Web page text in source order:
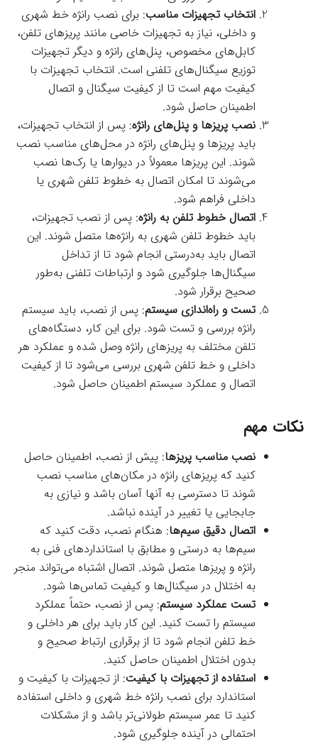
انتخاب تجهیزات مناسب: برای نصب رانژه خط شهری
و داخلی، نیاز به تجهیزات خاصی مانند پریزهای تلفن،
کابل‌های مخصوص، پنل‌های رانژه و دیگر تجهیزات
توزیع سیگنال‌های تلفنی است. انتخاب تجهیزات با
کیفیت مهم است تا از کیفیت سیگنال و اتصال
اطمینان حاصل شود.
نصب پریزها و پنل‌های رانژه: پس از انتخاب تجهیزات،
باید پریزها و پنل‌های رانژه در محل‌های مناسب نصب
شوند. این پریزها معمولاً در دیوارها یا رک‌ها نصب
می‌شوند تا امکان اتصال به خطوط تلفن شهری یا
داخلی فراهم شود.
اتصال خطوط تلفن به رانژه: پس از نصب تجهیزات،
باید خطوط تلفن شهری به رانژه‌ها متصل شوند. این
اتصال باید به‌درستی انجام شود تا از تداخل
سیگنال‌ها جلوگیری شود و ارتباطات تلفنی به‌طور
صحیح برقرار شود.
تست و راه‌اندازی سیستم: پس از نصب، باید سیستم
رانژه بررسی و تست شود. برای این کار، دستگاه‌های
تلفن مختلف به پریزهای رانژه وصل شده و عملکرد هر
داخلی و خط تلفن شهری بررسی می‌شود تا از کیفیت
اتصال و عملکرد سیستم اطمینان حاصل شود.
نکات مهم
نصب مناسب پریزها: پیش از نصب، اطمینان حاصل
کنید که پریزهای رانژه در مکان‌های مناسب نصب
شوند تا دسترسی به آنها آسان باشد و نیازی به
جابجایی یا تغییر در آینده نباشد.
اتصال دقیق سیم‌ها: هنگام نصب، دقت کنید که
سیم‌ها به درستی و مطابق با استانداردهای فنی به
رانژه و پریزها متصل شوند. اتصال اشتباه می‌تواند منجر
به اختلال در سیگنال‌ها و کیفیت تماس‌ها شود.
تست عملکرد سیستم: پس از نصب، حتماً عملکرد
سیستم را تست کنید. این کار باید برای هر داخلی و
خط تلفن انجام شود تا از برقراری ارتباط صحیح و
بدون اختلال اطمینان حاصل کنید.
استفاده از تجهیزات با کیفیت: از تجهیزات با کیفیت و
استاندارد برای نصب رانژه خط شهری و داخلی استفاده
کنید تا عمر سیستم طولانی‌تر باشد و از مشکلات
احتمالی در آینده جلوگیری شود.